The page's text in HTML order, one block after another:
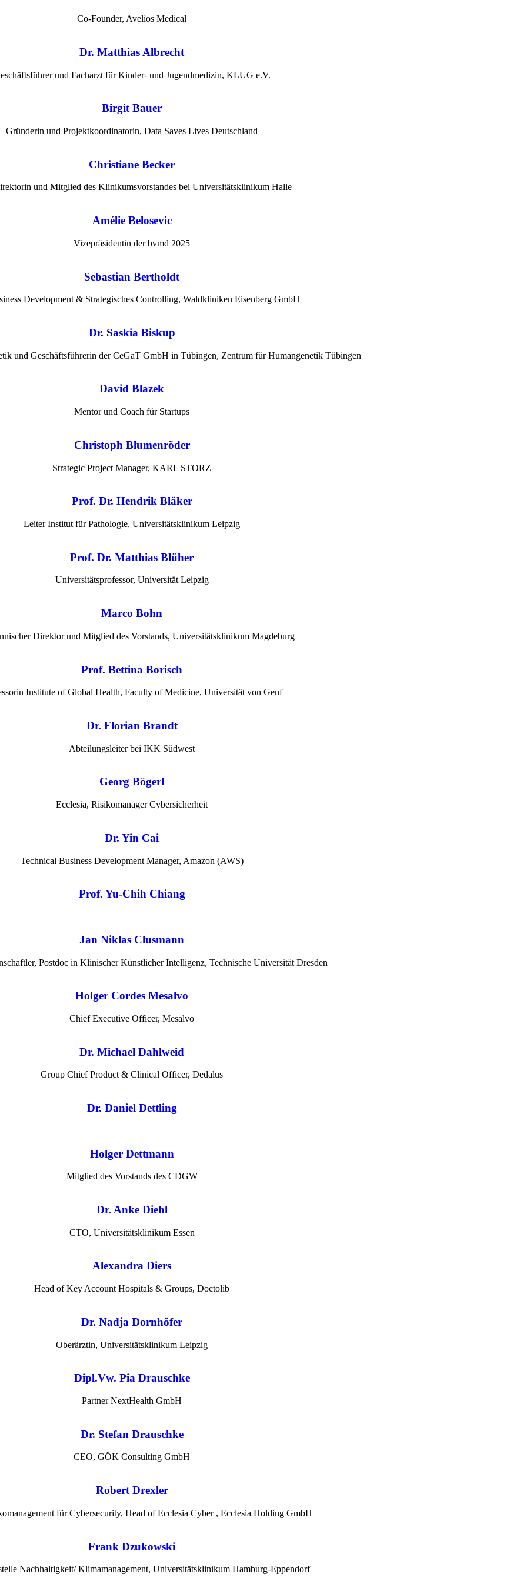
Co-Founder, Avelios Medical
Dr. Matthias Albrecht
und Facharzt für Kinder- und Jugendmedizin, KLUG e.V.
Birgit Bauer
Gründerin und Projektkoordinatorin, Data Saves Lives Deutschland
Christiane Becker
und Mitglied des Klinikumsvorstandes bei Universitätsklinikum Halle
Amélie Belosevic
Vizepräsidentin der bvmd 2025
Sebastian Bertholdt
Development & Strategisches Controlling, Waldkliniken Eisenberg GmbH
Dr. Saskia Biskup
und Geschäftsführerin der CeGaT GmbH in Tübingen, Zentrum für Humangenetik Tübingen
David Blazek
Mentor und Coach für Startups
Christoph Blumenröder
Strategic Project Manager, KARL STORZ
Prof. Dr. Hendrik Bläker
Leiter Institut für Pathologie, Universitätsklinikum Leipzig
Prof. Dr. Matthias Blüher
Universitätsprofessor, Universität Leipzig
Marco Bohn
Direktor und Mitglied des Vorstands, Universitätsklinikum Magdeburg
Prof. Bettina Borisch
Institute of Global Health, Faculty of Medicine, Universität von Genf
Dr. Florian Brandt
Abteilungsleiter bei IKK Südwest
Georg Bögerl
Ecclesia, Risikomanager Cybersicherheit
Dr. Yin Cai
Technical Business Development Manager, Amazon (AWS)
Prof. Yu-Chih Chiang
Jan Niklas Clusmann
Postdoc in Klinischer Künstlicher Intelligenz, Technische Universität Dresden
Holger Cordes Mesalvo
Chief Executive Officer, Mesalvo
Dr. Michael Dahlweid
Group Chief Product & Clinical Officer, Dedalus
Dr. Daniel Dettling
Holger Dettmann
Mitglied des Vorstands des CDGW
Dr. Anke Diehl
CTO, Universitätsklinikum Essen
Alexandra Diers
Head of Key Account Hospitals & Groups, Doctolib
Dr. Nadja Dornhöfer
Oberärztin, Universitätsklinikum Leipzig
Dipl.Vw. Pia Drauschke
Partner NextHealth GmbH
Dr. Stefan Drauschke
CEO, GÖK Consulting GmbH
Robert Drexler
für Cybersecurity, Head of Ecclesia Cyber , Ecclesia Holding GmbH
Frank Dzukowski
Nachhaltigkeit/ Klimamanagement, Universitätsklinikum Hamburg-Eppendorf